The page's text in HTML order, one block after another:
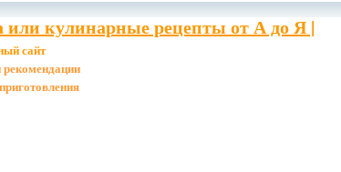
кулинарные рецепты от А до Я |
сайт